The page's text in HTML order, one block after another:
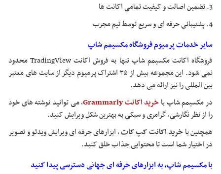
3. تضمین اصالت و کیفیت تمامی اکانت‌ ها
4. پشتیبانی حرفه ‌ای و سریع توسط تیم مجرب
سایر خدمات پرمیوم فروشگاه مکسیمم شاپ
فروشگاه اکانت مکسیمم شاپ تنها به فروش اکانت TradingView محدود
نمی ‌شود. این مجموعه بیش از ۳۵ اشتراک پرمیوم دیگر از سایت‌ های معتبر
بین ‌المللی را نیز ارائه می ‌دهد.
در مکسیمم شاپ باخرید اکانت Grammarly
، می ‌توانید نوشته‌ های خود
را از نظر نگارشی، گرامری و سبکی به بهترین شکل ویرایش کنید.
همچنین باخرید اکانت کپ کات، ابزارهای حرفه ‌ای ویرایش ویدئو و تصویر
در اختیار شما است تا محتوایی جذاب خلق کنید.
با مکسیمم شاپ، به ابزارهای حرفه ‌ای جهانی دسترسی پیدا کنید